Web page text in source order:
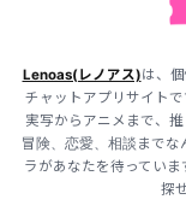
Lenoas(レノアス)は、
チャットアプリサイト
実写からアニメまで、
冒険、恋愛、相談までな
ラがあなたを待っていま
探